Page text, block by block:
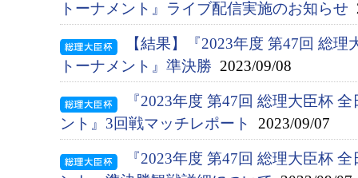
トーナメント』ライブ配信実施のお知らせ
【結果】『2023年度 第47回 総
トーナメント』準決勝 2023/09/08
『2023年度 第47回 総理大臣杯
ント』3回戦マッチレポート
2023/09/07
『2023年度 第47回 総理大臣杯